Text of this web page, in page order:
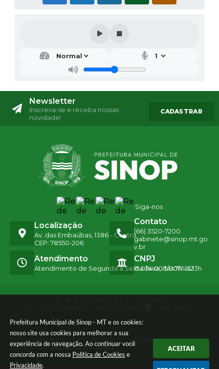
Prefeitura Municipal de Sinop - MT e os cookies:
nosso site usa cookies para melhorar a sua
experiência de navegação. Ao continuar você
concorda com a nossa Política de Cookies e
Privacidade.
ACEITAR
Newsletter
Inscreva-se e receba nossas
novidade!
CADASTRAR
Siga-nos
Localização
Av. das Embaúbas, 1386 - Centro
CEP: 78550-206
Contato
(66) 3520-7200
gabinete@sinop.mt.go
v.br
Atendimento
Atendimento de Segunda a Sexta-feira, das 7h às 13h
CNPJ
15.024.003/0001-32
© Copyright Instar - 2006-2026. Todos os direitos
reservados - Instar Tecnologia